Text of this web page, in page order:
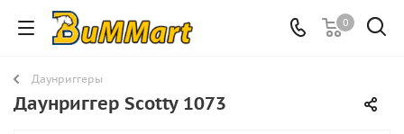
0
Даунриггеры
Даунриггер Scotty 1073